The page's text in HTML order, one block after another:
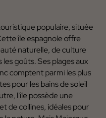
populaire, située
île espagnole offre
naturelle, de culture
goûts. Ses plages aux
comptent parmi les plus
pour les bains de soleil
l'île possède une
de collines, idéales pour